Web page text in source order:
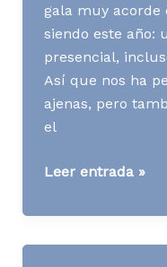
gala muy acorde
siendo este año:
presencial,
Así que nos ha
ajenas, pero
el
Media
S09
Leer entrada »